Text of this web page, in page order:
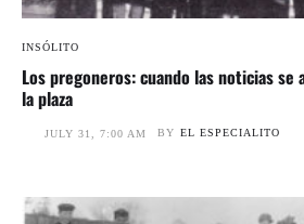
INSÓLITO
Los pregoneros: cuando las noticias se
la plaza
JULY 31, 7:00 AM BY EL ESPECIALITO